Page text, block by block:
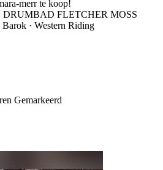
merr te koop!
FLETCHER MOSS
Barok · Western Riding
Gemarkeerd